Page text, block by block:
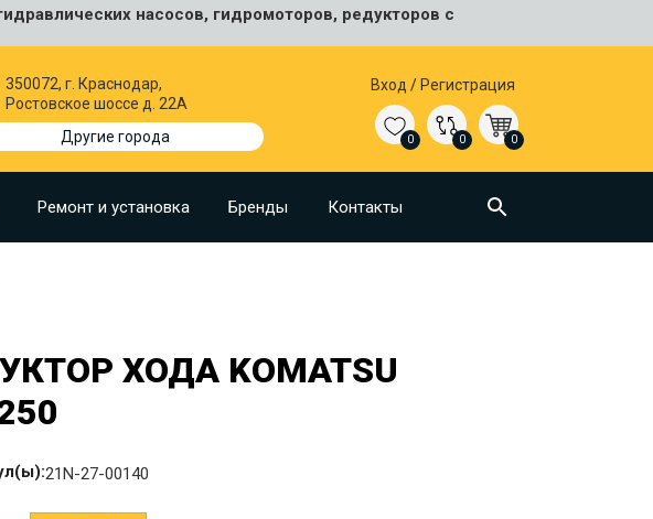
насосов, гидромоторов, редукторов с
350072, г. Краснодар,
Ростовское шоссе д. 22А
Другие города
Вход / Регистрация
0 0 0
Ремонт и установка Бренды Контакты
ХОДА KOMATSU
21N-27-00140